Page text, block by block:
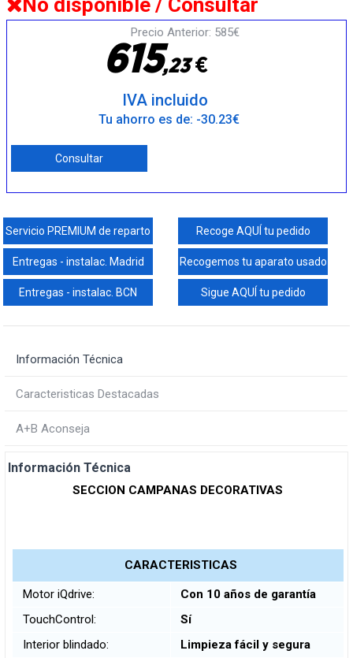
No disponible / Consultar
Precio Anterior: 585€
615,23€
IVA incluido
Tu ahorro es de: -30.23€
Consultar
Servicio PREMIUM de reparto Recoge AQUÍ tu pedido
Entregas - instalac. Madrid Recogemos tu aparato usado
Entregas - instalac. BCN Sigue AQUÍ tu pedido
Información Técnica
Caracteristicas Destacadas
A+B Aconseja
Información Técnica
SECCION CAMPANAS DECORATIVAS
CARACTERISTICAS
Motor iQdrive:
Con 10 años de garantía
TouchControl:
Sí
Interior blindado:
Limpieza fácil y segura